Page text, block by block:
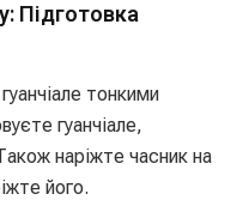
Підготовка
тонкими
гуанчіале,
наріжте часник на
його.